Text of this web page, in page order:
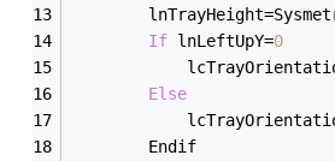
		lnTrayHeight
=
If lnLeftUpY=0
Else
		Endif